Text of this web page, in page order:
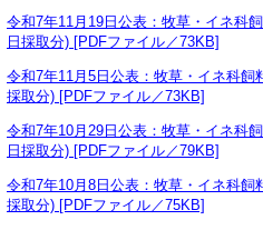
令和7年11月19日公表：牧草・イネ科
日採取分) [PDFファイル／73KB]
令和7年11月5日公表：牧草・イネ科飼
採取分) [PDFファイル／73KB]
令和7年10月29日公表：牧草・イネ科
日採取分) [PDFファイル／79KB]
令和7年10月8日公表：牧草・イネ科飼
採取分) [PDFファイル／75KB]